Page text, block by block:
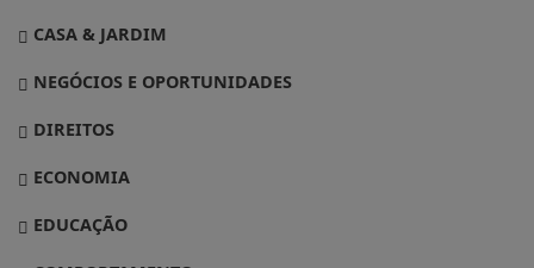
CASA & JARDIM
NEGÓCIOS E OPORTUNIDADES
DIREITOS
ECONOMIA
EDUCAÇÃO